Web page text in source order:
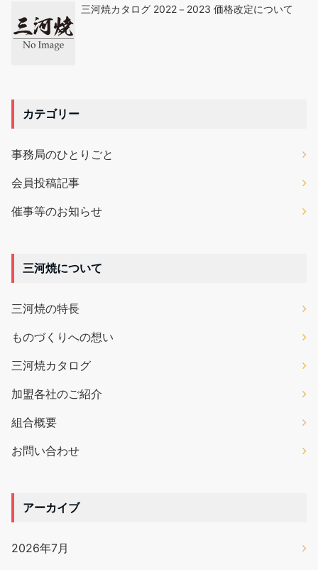
三河焼カタログ 2022－2023 価格改定について
カテゴリー
事務局のひとりごと
会員投稿記事
催事等のお知らせ
三河焼について
三河焼の特長
ものづくりへの想い
三河焼カタログ
加盟各社のご紹介
組合概要
お問い合わせ
アーカイブ
2026年7月